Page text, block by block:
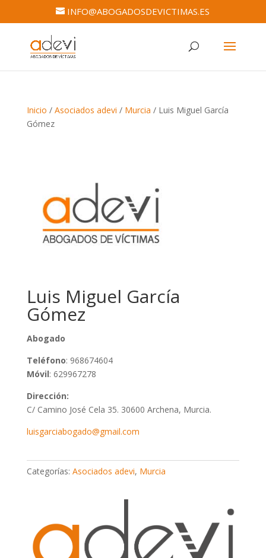
INFO@ABOGADOSDEVICTIMAS.ES
Inicio / Asociados adevi / Murcia / Luis Miguel García
Gómez
Luis Miguel García
Gómez
Abogado
Teléfono: 968674604
Móvil: 629967278
Dirección:
C/ Camino José Cela 35. 30600 Archena, Murcia.
luisgarciabogado@gmail.com
Categorías: Asociados adevi, Murcia